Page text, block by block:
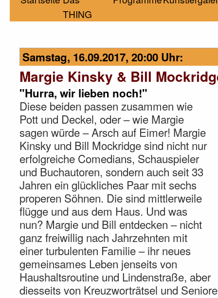
THING
Samstag, 16.09.2017, 20:00 Uhr:
Margie Kinsky & Bill
"Hurra, wir lieben noch!"
Diese beiden passen zusammen wie
Pott und Deckel, oder – wie Margie
sagen würde – Arsch auf Eimer! Margie
Kinsky und Bill Mockridge sind nicht nur
erfolgreiche Comedians, Schauspieler
und Buchautoren, sondern auch seit 33
Jahren ein glückliches Paar mit sechs
properen Söhnen. Die sind mittlerweile
flügge und aus dem Haus. Und was
nun? Margie und Bill entdecken – nicht
ganz freiwillig nach Jahrzehnten mit
einer turbulenten Familie – ihr neues
gemeinsames Leben jenseits von
Haushaltsroutine und Lindenstraße, aber
diesseits von Kreuzworträtsel und